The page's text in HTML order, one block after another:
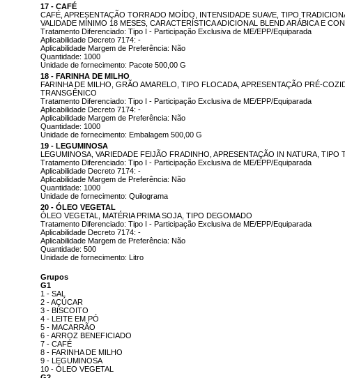
17 - CAFÉ
CAFÉ, APRESENTAÇÃO TORRADO MOÍDO, INTENSIDADE SUAVE, TIPO
VALIDADE MÍNIMO 18 MESES, CARACTERÍSTICA ADICIONAL BLEND ARÁBICA E
Tratamento Diferenciado: Tipo I - Participação Exclusiva de ME/EPP/Equiparada
Aplicabilidade Decreto 7174: -
Aplicabilidade Margem de Preferência: Não
Quantidade: 1000
Unidade de fornecimento: Pacote 500,00 G
18 - FARINHA DE MILHO
FARINHA DE MILHO, GRÃO AMARELO, TIPO FLOCADA, APRESENTAÇÃO PRÉ-
TRANSGÊNICO
Tratamento Diferenciado: Tipo I - Participação Exclusiva de ME/EPP/Equiparada
Aplicabilidade Decreto 7174: -
Aplicabilidade Margem de Preferência: Não
Quantidade: 1000
Unidade de fornecimento: Embalagem 500,00 G
19 - LEGUMINOSA
LEGUMINOSA, VARIEDADE FEIJÃO FRADINHO, APRESENTAÇÃO IN NATURA, TIPO
Tratamento Diferenciado: Tipo I - Participação Exclusiva de ME/EPP/Equiparada
Aplicabilidade Decreto 7174: -
Aplicabilidade Margem de Preferência: Não
Quantidade: 1000
Unidade de fornecimento: Quilograma
20 - ÓLEO VEGETAL
ÓLEO VEGETAL, MATÉRIA PRIMA SOJA, TIPO DEGOMADO
Tratamento Diferenciado: Tipo I - Participação Exclusiva de ME/EPP/Equiparada
Aplicabilidade Decreto 7174: -
Aplicabilidade Margem de Preferência: Não
Quantidade: 500
Unidade de fornecimento: Litro
Grupos
G1
1 - SAL
2 - AÇÚCAR
3 - BISCOITO
4 - LEITE EM PÓ
5 - MACARRÃO
6 - ARROZ BENEFICIADO
7 - CAFÉ
8 - FARINHA DE MILHO
9 - LEGUMINOSA
10 - ÓLEO VEGETAL